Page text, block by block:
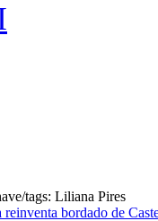
tags: Liliana Pires
bordado de